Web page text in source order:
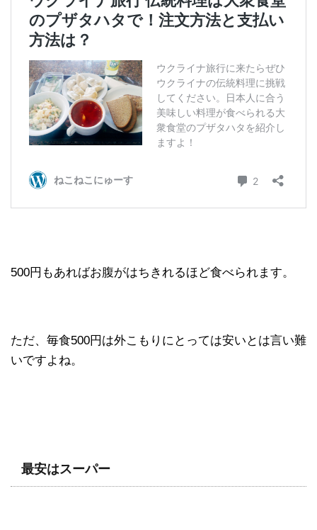
500円もあればお腹がはちきれるほど食べられます。
ただ、毎食500円は外こもりにとっては安いとは言い難
いですよね。
最安はスーパー